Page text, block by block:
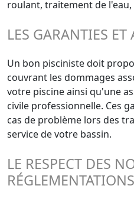
roulant, traitement de
LES GARANTIES ET
Un bon pisciniste doit
couvrant les dommages
votre piscine ainsi qu'une
civile professionnelle. Ces
cas de problème lors des
service de votre bassin.
LE RESPECT DES
RÉGLEMENTATIONS